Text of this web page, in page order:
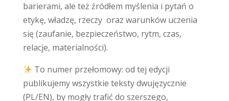
barierami, ale też źródłem myślenia i pytań o
etykę, władzę, rzeczy oraz warunków uczenia
się (zaufanie, bezpieczeństwo, rytm, czas,
relacje, materialności).
To numer przełomowy: od tej edycji
publikujemy wszystkie teksty dwujęzycznie
(PL/EN), by mogły trafić do szerszego,